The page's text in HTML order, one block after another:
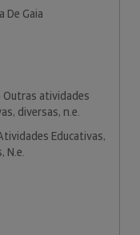
De Gaia
atividades
diversas, n.e.
Educativas,
N.e.